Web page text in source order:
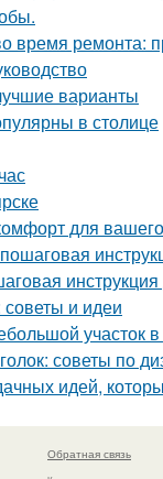
время ремонта:
варианты
в столице
для
советы и идеи
участок
советы по
идей,
Обратная связь